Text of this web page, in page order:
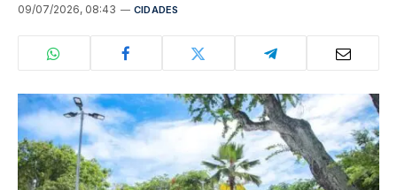
09/07/2026, 08:43 CIDADES